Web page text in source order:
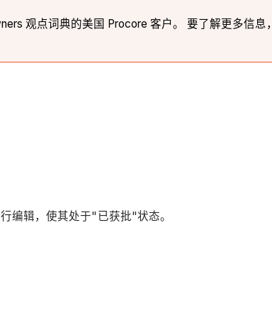
观点词典的美国 Procore 客户。 要了解更多信息
编辑，使其处于"已获批"状态。